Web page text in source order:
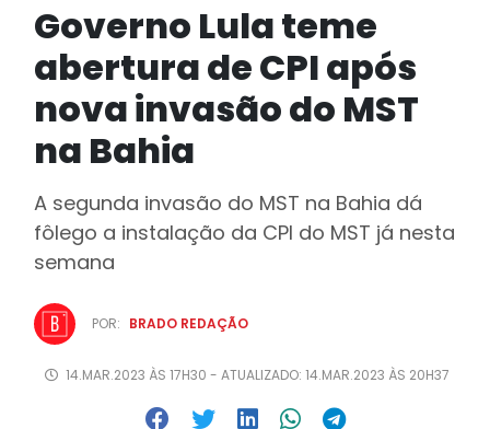
Governo Lula teme
abertura de CPI após
nova invasão do MST
na Bahia
A segunda invasão do MST na Bahia dá
fôlego a instalação da CPI do MST já nesta
semana
POR: BRADO REDAÇÃO
14.MAR.2023 ÀS 17H30 - ATUALIZADO: 14.MAR.2023 ÀS 20H37